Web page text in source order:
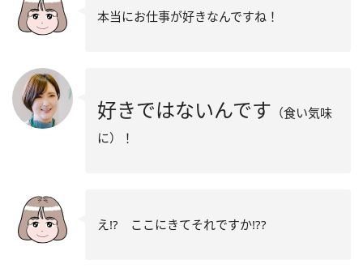
本当にお仕事が好きなんですね！
好きではないんです （食い気味
に）！
え!? ここにきてそれですか!??